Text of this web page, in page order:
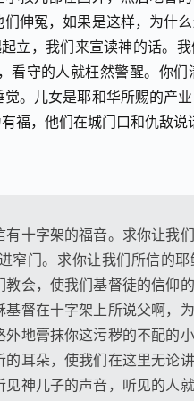
伸冤，如果是这样，为什
立，我们来宣读神的话。
守的人就枉然警醒。你
。儿女是耶和华所赐的产
福，他们在城门口和仇敌说
十字架的福音。求你让我
窄门。求你让我们所信的
会，使我们基督徒的信仰
督在十字架上所说父啊，
地膏抹你这污秽的不配的
耳朵，使我们在这里无论
神儿子的声音，听见的人